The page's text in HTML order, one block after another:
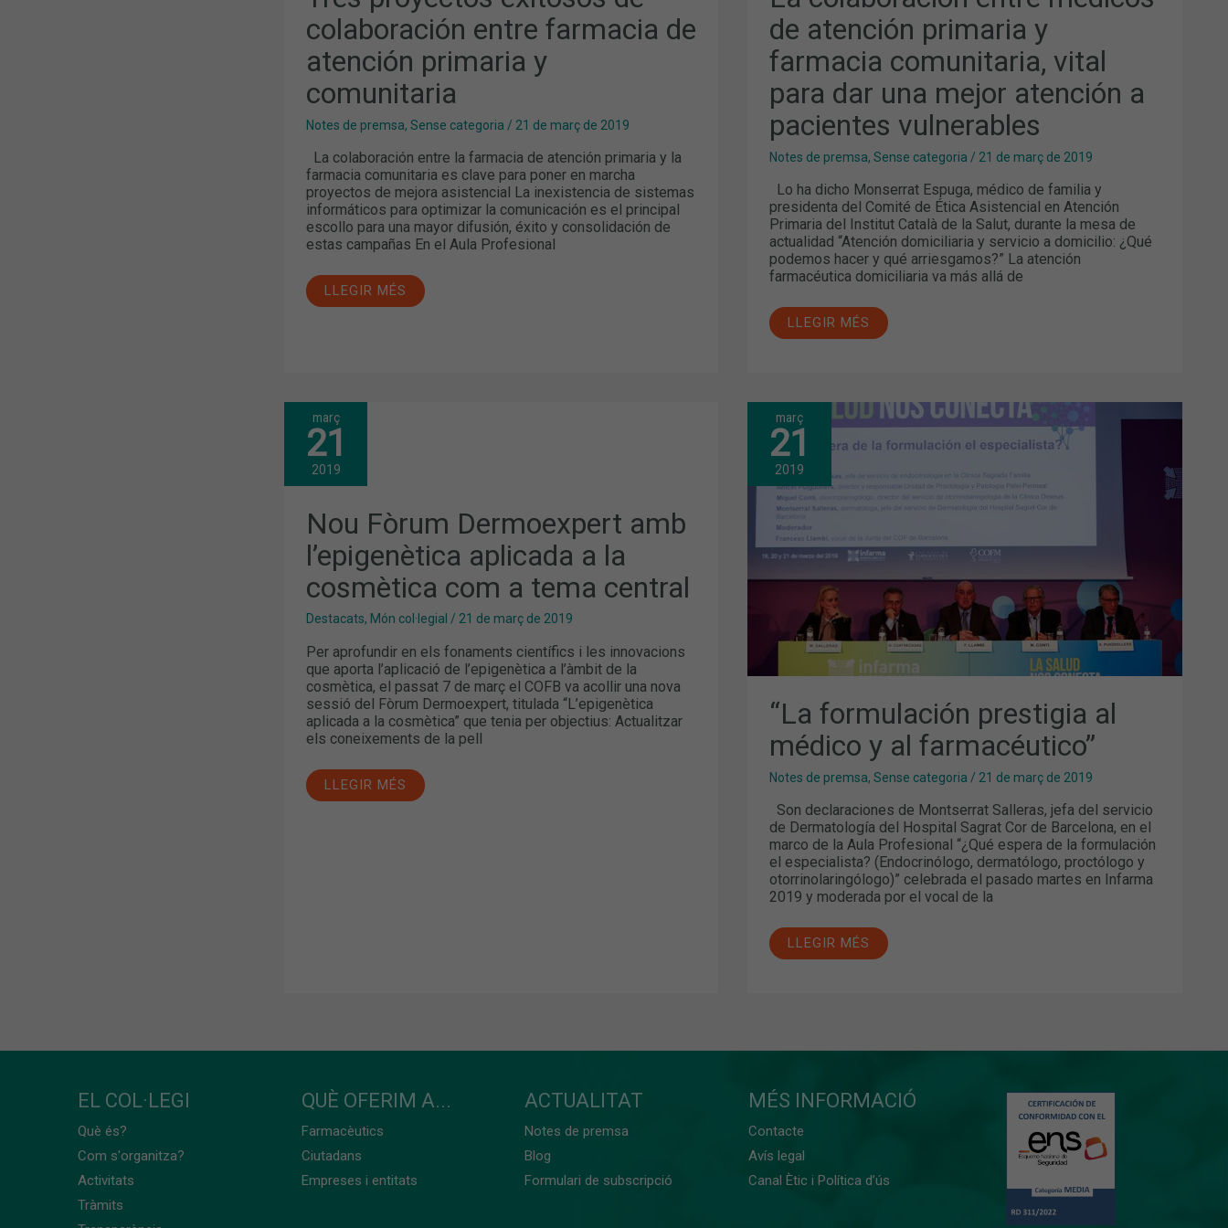
colaboración entre farmacia de
atención primaria y
comunitaria
Notes de premsa, Sense categoria / 21 de març de 2019
La colaboración entre la farmacia de atención primaria y la
farmacia comunitaria es clave para poner en marcha
proyectos de mejora asistencial La inexistencia de sistemas
informáticos para optimizar la comunicación es el principal
escollo para una mayor difusión, éxito y consolidación de
estas campañas En el Aula Profesional
LLEGIR MÉS
de atención primaria y
farmacia comunitaria, vital
para dar una mejor atención a
pacientes vulnerables
Notes de premsa,Sense categoria / 21 de març de 2019
Lo ha dicho Monserrat Espuga, médico de familia y
presidenta del Comité de Ética Asistencial en Atención
Primaria del Institut Català de la Salut, durante la mesa de
actualidad “Atención domiciliaria y servicio a domicilio: ¿Qué
podemos hacer y qué arriesgamos?” La atención
farmacéutica domiciliaria va más allá de
LLEGIR MÉS
març
21
2019
Nou Fòrum Dermoexpert amb
l’epigenètica aplicada a la
cosmètica com a tema central
Destacats, Món col·legial / 21 de març de 2019
Per aprofundir en els fonaments científics i les innovacions
que aporta l’aplicació de l’epigenètica a l’àmbit de la
cosmètica, el passat 7 de març el COFB va acollir una nova
sessió del Fòrum Dermoexpert, titulada “L’epigenètica
aplicada a la cosmètica” que tenia per objectius: Actualitzar
els coneixements de la pell
NOU
FÒRUM
DERMOEXPERT
AMB
L’EPIGENÈTICA
A
LA
COSMÈTICA
COM
A
TEMA
CENTRAL
LLEGIR MÉS
març
21
2019
“La formulación prestigia al
médico y al farmacéutico”
Notes de premsa,Sense categoria / 21 de març de 2019
Son declaraciones de Montserrat Salleras, jefa del servicio
de Dermatología del Hospital Sagrat Cor de Barcelona, en el
marco de la Aula Profesional “¿Qué espera de la formulación
el especialista? (Endocrinólogo, dermatólogo, proctólogo y
otorrinolaringólogo)” celebrada el pasado martes en Infarma
2019 y moderada por el vocal de la
“LA
FORMULACIÓN
PRESTIGIA
AL
MÉDICO
Y
AL
FARMACÉUTICO”
LLEGIR MÉS
EL COL·LEGI
Què és?
Com s'organitza?
Activitats
Tràmits
QUÈ OFERIM A...
Farmacèutics
Ciutadans
Empreses i entitats
ACTUALITAT
Notes de premsa
Blog
Formulari de subscripció
MÉS INFORMACIÓ
Contacte
Avís legal
Canal Ètic i Política d’ús